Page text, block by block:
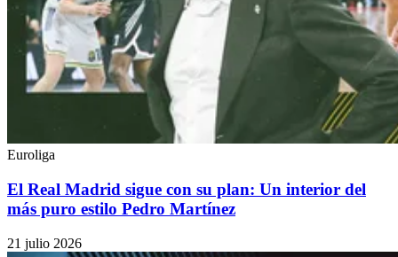
Euroliga
El Real Madrid sigue con su plan: Un interior del
más puro estilo Pedro Martínez
21 julio 2026